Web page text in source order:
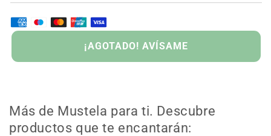
¡AGOTADO! AVÍSAME
Más de Mustela para ti. Descubre
productos que te encantarán: